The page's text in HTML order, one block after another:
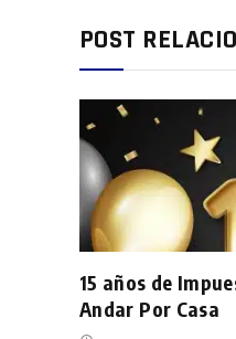
POST
15 años de
Andar Por Casa